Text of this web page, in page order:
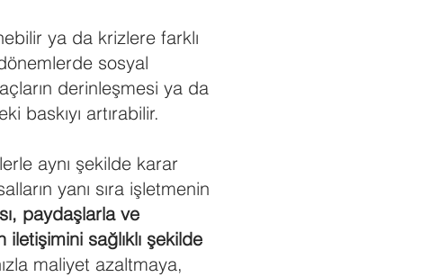
ya da krizlere farklı
sosyal
derinleşmesi ya da
baskıyı artırabilir.
aynı şekilde karar
yanı sıra işletmenin
paydaşlarla ve
sağlıklı şekilde
maliyet azaltmaya,